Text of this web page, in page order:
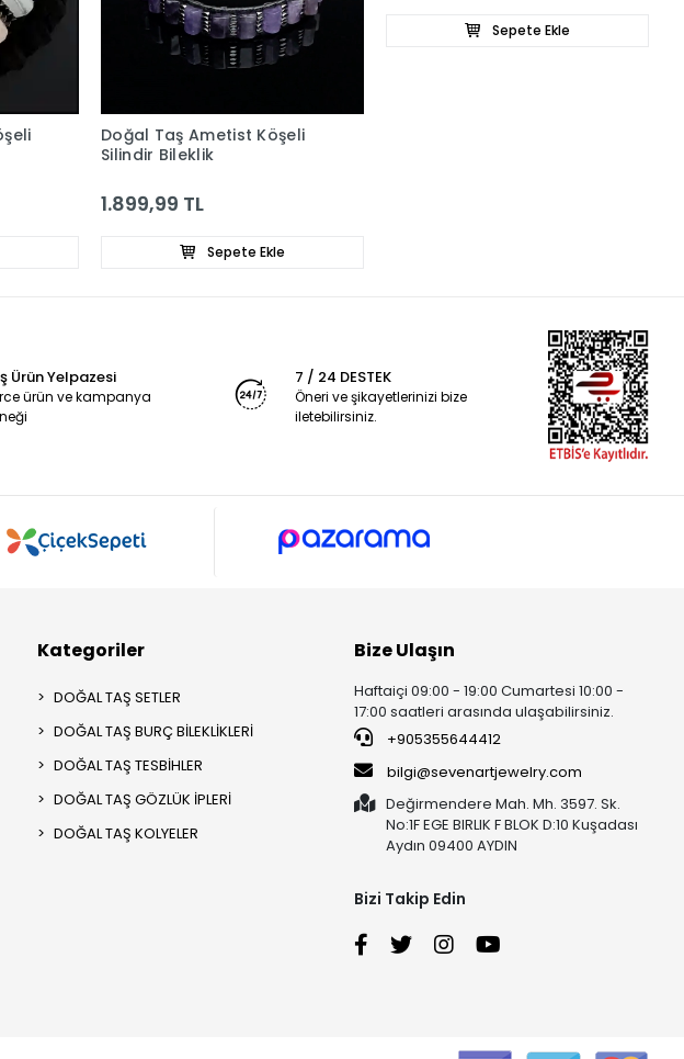
Doğal Taş Ametist Köşeli
Silindir Bileklik
1.899,99 TL
Sepete Ekle
Sepete Ekle
Ürün Yelpazesi
ürün ve kampanya
7 / 24 DESTEK
Öneri ve şikayetlerinizi bize
iletebilirsiniz.
Kategoriler
DOĞAL TAŞ SETLER
DOĞAL TAŞ BURÇ BİLEKLİKLERİ
DOĞAL TAŞ TESBİHLER
DOĞAL TAŞ GÖZLÜK İPLERİ
DOĞAL TAŞ KOLYELER
Bize Ulaşın
Haftaiçi 09:00 - 19:00 Cumartesi 10:00 -
17:00 saatleri arasında ulaşabilirsiniz.
+905355644412
bilgi@sevenartjewelry.com
Değirmendere Mah. Mh. 3597. Sk.
No:1F EGE BIRLIK F BLOK D:10 Kuşadası
Aydın 09400 AYDIN
Bizi Takip Edin